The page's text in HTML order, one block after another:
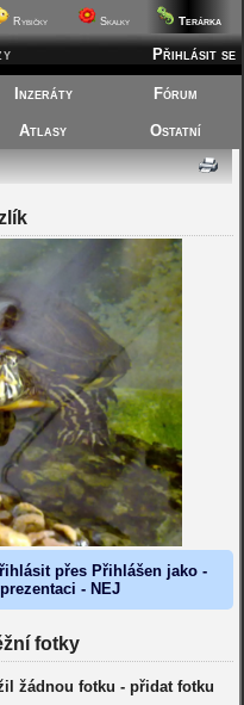
Rybičky Skalky Terárka
Přihlásit se
Inzeráty Fórum
Atlasy
Ostatní
přes Přihlášen jako -
- NEJ
fotky
žádnou fotku - přidat fotku